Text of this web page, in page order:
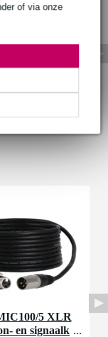
of via onze
5 XLR
en signaalk